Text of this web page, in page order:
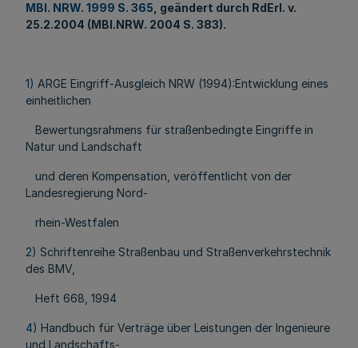
MBl. NRW. 1999 S. 365 , geändert durch RdErl. v.
25.2.2004 (MBl.NRW. 2004 S. 383).
1) ARGE Eingriff-Ausgleich NRW (1994):Entwicklung eines
einheitlichen
Bewertungsrahmens für straßenbedingte Eingriffe in
Natur und Landschaft
und deren Kompensation, veröffentlicht von der
Landesregierung Nord-
rhein-Westfalen
2) Schriftenreihe Straßenbau und Straßenverkehrstechnik
des BMV,
Heft 668, 1994
4) Handbuch für Verträge über Leistungen der Ingenieure
und Landschafts-